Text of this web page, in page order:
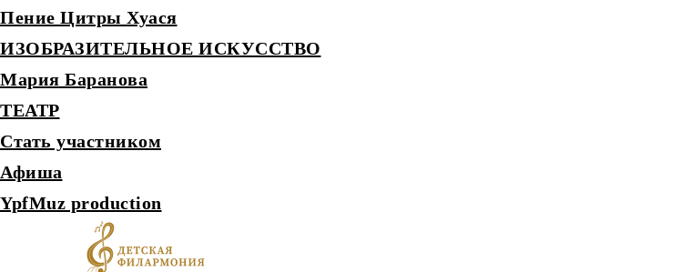
Пение Цитры Хуася
ИЗОБРАЗИТЕЛЬНОЕ ИСКУССТВО
Мария Баранова
ТЕАТР
Стать участником
Афиша
YpfMuz production